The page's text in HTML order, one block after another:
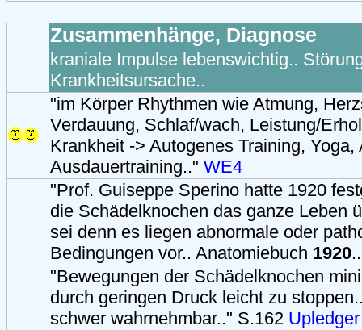
Zusammenhänge, Diagnose
kraniale Impulse lebenswichtig..
Krankheitsursache..
"im Körper Rhythmen wie Atmung,
Verdauung, Schlaf/wach, Leistung/
Krankheit -> Autogenes Training, Yoga,
Ausdauertraining.." WE4
"Prof. Guiseppe Sperino hatte 1920
die Schädelknochen das ganze Leben
sei denn es liegen abnormale oder
Bedingungen vor.. Anatomiebuch 1920
"Bewegungen der Schädelknochen
durch geringen Druck leicht zu
schwer wahrnehmbar.." S.162 Upledger